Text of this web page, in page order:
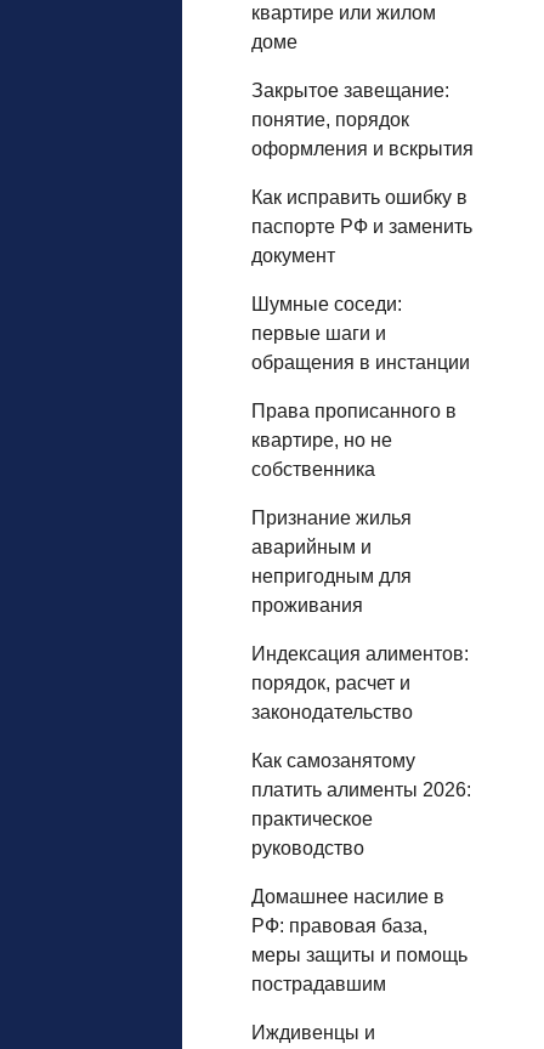
квартире или жилом
доме
Закрытое завещание:
понятие, порядок
оформления и вскрытия
Как исправить ошибку в
паспорте РФ и заменить
документ
Шумные соседи:
первые шаги и
обращения в инстанции
Права прописанного в
квартире, но не
собственника
Признание жилья
аварийным и
непригодным для
проживания
Индексация алиментов:
порядок, расчет и
законодательство
Как самозанятому
платить алименты 2026:
практическое
руководство
Домашнее насилие в
РФ: правовая база,
меры защиты и помощь
пострадавшим
Иждивенцы и